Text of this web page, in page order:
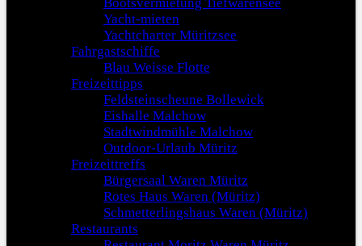
Yacht-mieten
Yachtcharter Müritzsee
Fahrgastschiffe
Blau Weisse Flotte
Freizeittipps
Feldsteinscheune Bollewick
Eishalle Malchow
Stadtwindmühle Malchow
Outdoor-Urlaub Müritz
Freizeittreffs
Bürgersaal Waren Müritz
Rotes Haus Waren (Müritz)
Schmetterlingshaus Waren (Müritz)
Restaurants